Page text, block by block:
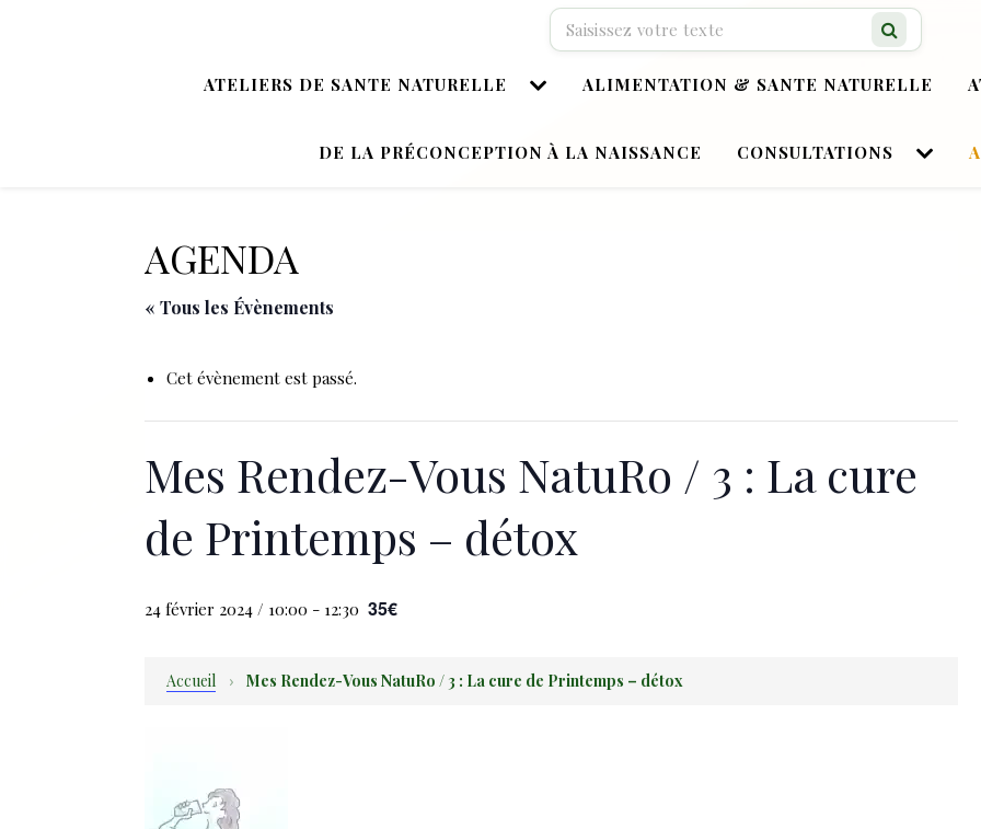
ATELIERS DE SANTE NATURELLE ALIMENTATION & SANTE NATURELLE
DE LA PRÉCONCEPTION À LA NAISSANCE CONSULTATIONS
Recherche…
AGENDA
« Tous les Évènements
Cet évènement est passé.
Mes Rendez-Vous NatuRo / 3 : La cure
de Printemps – détox
24 février 2024 / 10:00 - 12:30 35€
Accueil › Mes Rendez-Vous NatuRo / 3 : La cure de Printemps – détox